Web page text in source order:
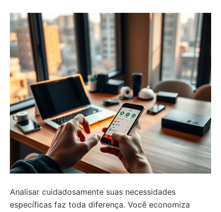
Analisar cuidadosamente suas necessidades
específicas faz toda diferença. Você economiza